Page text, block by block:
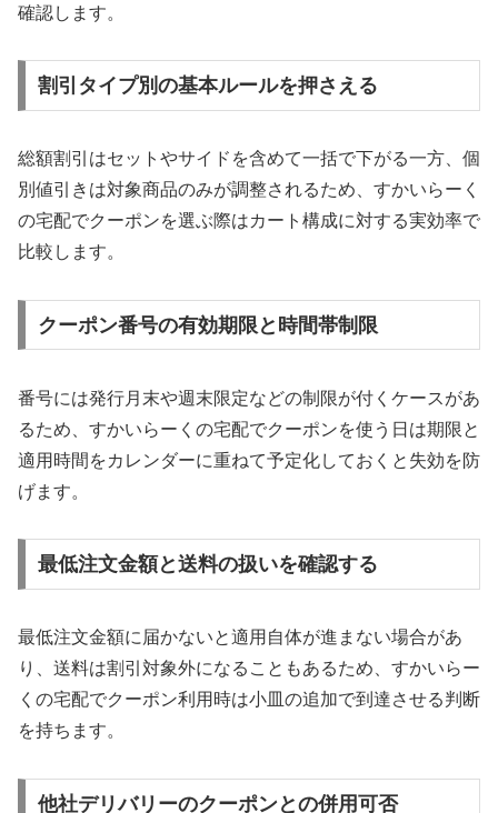
確認します。
割引タイプ別の基本ルールを押さえる
総額割引はセットやサイドを含めて一括で下がる一方、個
別値引きは対象商品のみが調整されるため、すかいらーく
の宅配でクーポンを選ぶ際はカート構成に対する実効率で
比較します。
クーポン番号の有効期限と時間帯制限
番号には発行月末や週末限定などの制限が付くケースがあ
るため、すかいらーくの宅配でクーポンを使う日は期限と
適用時間をカレンダーに重ねて予定化しておくと失効を防
げます。
最低注文金額と送料の扱いを確認する
最低注文金額に届かないと適用自体が進まない場合があ
り、送料は割引対象外になることもあるため、すかいらー
くの宅配でクーポン利用時は小皿の追加で到達させる判断
を持ちます。
他社デリバリーのクーポンとの併用可否